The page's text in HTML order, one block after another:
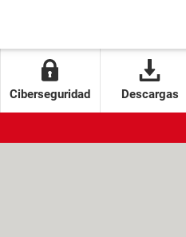
Ciberseguridad Descargas